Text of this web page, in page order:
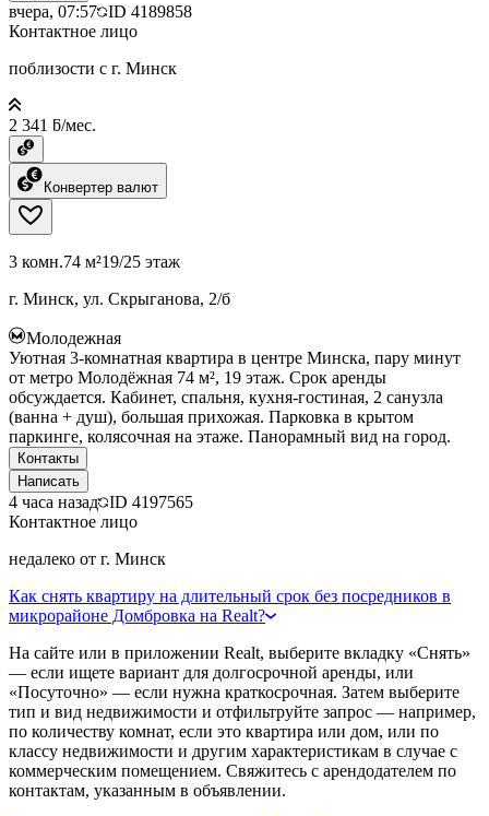
вчера, 07:57 ID 4189858
Контактное лицо
поблизости с г. Минск
2 341 ƃ/мес.
Конвертер валют
3 комн.74 м²19/25 этаж
г. Минск, ул. Скрыганова, 2/б
Молодежная
Уютная 3-комнатная квартира в центре Минска, пару минут
от метро Молодёжная 74 м², 19 этаж. Срок аренды
обсуждается. Кабинет, спальня, кухня-гостиная, 2 санузла
(ванна + душ), большая прихожая. Парковка в крытом
паркинге, колясочная на этаже. Панорамный вид на город.
Контакты
Написать
4 часа назад ID 4197565
Контактное лицо
недалеко от г. Минск
Как снять квартиру на длительный срок без посредников в
микрорайоне Домбровка на Realt?
На сайте или в приложении Realt, выберите вкладку «Снять»
— если ищете вариант для долгосрочной аренды, или
«Посуточно» — если нужна краткосрочная. Затем выберите
тип и вид недвижимости и отфильтруйте запрос — например,
по количеству комнат, если это квартира или дом, или по
классу недвижимости и другим характеристикам в случае с
коммерческим помещением. Свяжитесь с арендодателем по
контактам, указанным в объявлении.